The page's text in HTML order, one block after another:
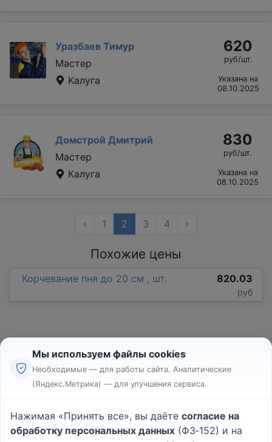
Уразбаев Тимур
Мастер
Калуга
620
руб/шт.
Указана на
08.10.2025
Домстрой Дмитрий
Мастер
Калуга
830
руб/шт.
Указана на
08.10.2025
‹ 1 2 3 4 ›
Похожие цены
Корчевание пня до 20 см , шт. 820.03
руб
Реклама
Пользовательское соглашение
Политика конфиденциальности
Мы используем файлы cookies
Необходимые — для работы сайта. Аналитические
(Яндекс.Метрика) — для улучшения сервиса.
Нажимая «Принять все», вы даёте согласие на
обработку персональных данных (ФЗ‑152) и на